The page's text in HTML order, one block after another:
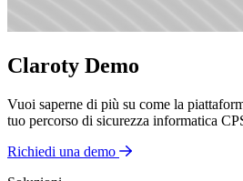
Claroty Demo
Vuoi saperne di più su come la
tuo percorso di sicurezza informatica
Richiedi una demo